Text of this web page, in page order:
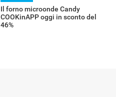
Il forno microonde Candy
COOKinAPP oggi in sconto del
46%